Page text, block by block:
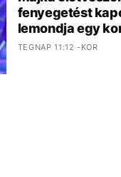
fenyegetést
lemondja egy
TEGNAP 11:12 -KOR